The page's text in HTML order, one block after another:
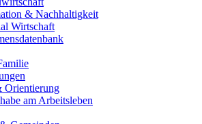
& Nachhaltigkeit
Wirtschaft
Orientierung
am Arbeitsleben